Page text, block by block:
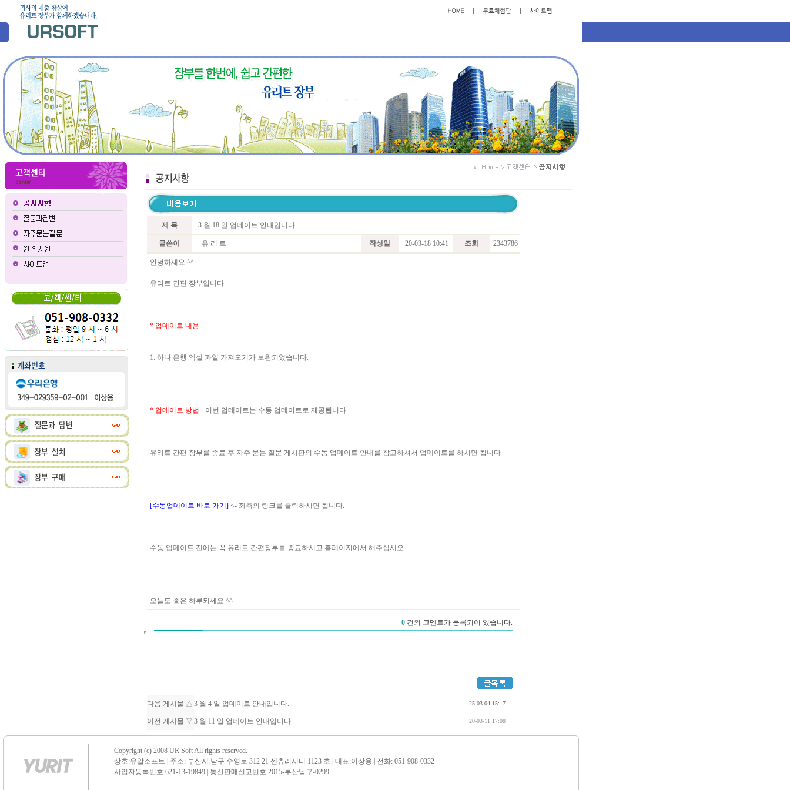
제 목 3 월 18 일 업데이트 안내입니다.
글쓴이 유 리 트 작성일 20-03-18 10:41 조회 2343786
안녕하세요 ^^
유리트 간편 장부입니다
* 업데이트 내용
1. 하나 은행 엑셀 파일 가져오기가 보완되었습니다.
* 업데이트 방법 - 이번 업데이트는 수동 업데이트로 제공됩니다
유리트 간편 장부를 종료 후 자주 묻는 질문 게시판의 수동 업데이트 안내를 참고하셔서 업데이트를 하시면 됩니다
[수동업데이트 바로 가기] <- 좌측의 링크를 클릭하시면 됩니다.
수동 업데이트 전에는 꼭 유리트 간편장부를 종료하시고 홈페이지에서 해주십시오
오늘도 좋은 하루되세요 ^^
다음 게시물 △ 3 월 4 일 업데이트 안내입니다. 25-03-04 15:17
이전 게시물 ▽ 3 월 11 일 업데이트 안내입니다 20-03-11 17:08
Copyright (c) 2008 UR Soft All rights reserved.
상호:유알소프트 | 주소: 부산시 남구 수영로 312 21 센츄리시티 1123 호 | 대표:이상용 | 전화: 051-908-0332
사업자등록번호:621-13-19849 | 통신판매신고번호:2015-부산남구-0299